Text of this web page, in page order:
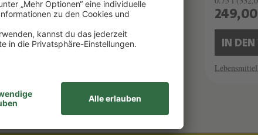
399,00 €
IN DEN WARENKORB IN